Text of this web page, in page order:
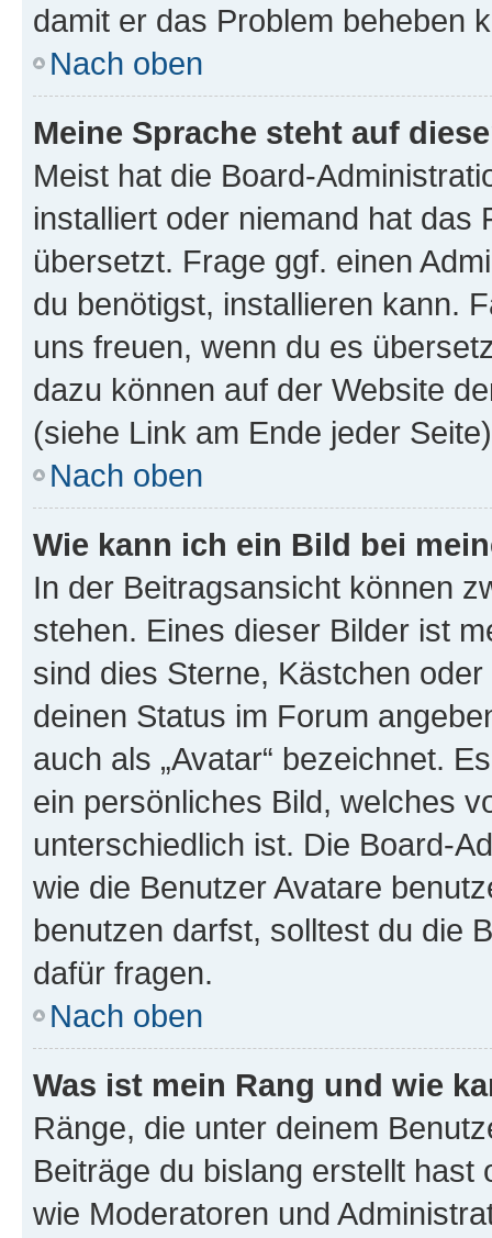
damit er das Problem beheben
Nach oben
Meine Sprache steht auf
Meist hat die Board-
installiert oder niemand hat das
übersetzt. Frage ggf. einen
du benötigst, installieren kann.
uns freuen, wenn du es
dazu können auf der Website
(siehe Link am Ende jeder
Nach oben
Wie kann ich ein Bild bei
In der Beitragsansicht können
stehen. Eines dieser Bilder ist
sind dies Sterne, Kästchen
deinen Status im Forum
auch als „Avatar“ bezeichnet.
ein persönliches Bild, welches
unterschiedlich ist. Die Board-
wie die Benutzer Avatare
benutzen darfst, solltest du die
dafür fragen.
Nach oben
Was ist mein Rang und wie
Ränge, die unter deinem
Beiträge du bislang erstellt
wie Moderatoren und